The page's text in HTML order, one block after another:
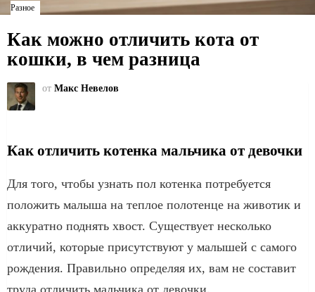
Разное
Как можно отличить кота от
кошки, в чем разница
от Макс Невелов
Как отличить котенка мальчика от девочки
Для того, чтобы узнать пол котенка потребуется
положить малыша на теплое полотенце на животик и
аккуратно поднять хвост. Существует несколько
отличий, которые присутствуют у малышей с самого
рождения. Правильно определяя их, вам не составит
труда отличить мальчика от девочки.